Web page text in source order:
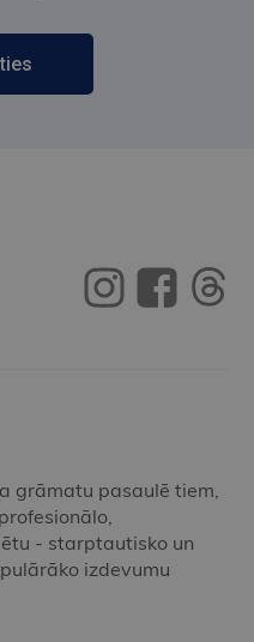
grāmatu pasaulē tiem,
- starptautisko un
izdevumu